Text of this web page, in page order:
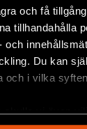
och få
tillhandahålla
och
Du kan
och i vilka
skulle vi även
alla
–